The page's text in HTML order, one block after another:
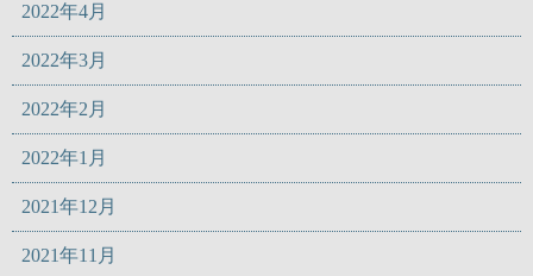
2022年4月
2022年3月
2022年2月
2022年1月
2021年12月
2021年11月